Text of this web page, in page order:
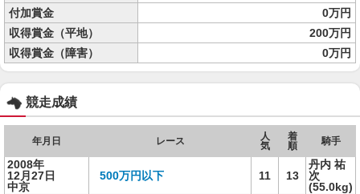
付加賞金
0万円
収得賞金（平地）
200万円
収得賞金（障害）
0万円
競走成績
年月日 レース
人
気
着
順
騎手
2008年
12月27日
中京
500万円以下 11 13
丹内 祐
次
(55.0kg)